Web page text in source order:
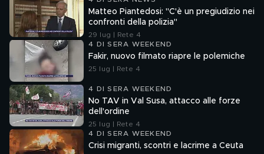
Matteo Piantedosi: "C'è un pregiudizio nei
confronti della polizia"
29 lug | Rete 4
4 DI SERA WEEKEND
Fakir, nuovo filmato riapre le polemiche
25 lug | Rete 4
4 DI SERA WEEKEND
No TAV in Val Susa, attacco alle forze
dell'ordine
25 lug | Rete 4
4 DI SERA WEEKEND
Crisi migranti, scontri e lacrime a Ceuta